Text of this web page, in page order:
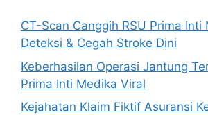
CT-Scan Canggih RSU Prima Inti
Deteksi & Cegah Stroke Dini
Keberhasilan Operasi Jantung
Prima Inti Medika Viral
Kejahatan Klaim Fiktif Asuransi